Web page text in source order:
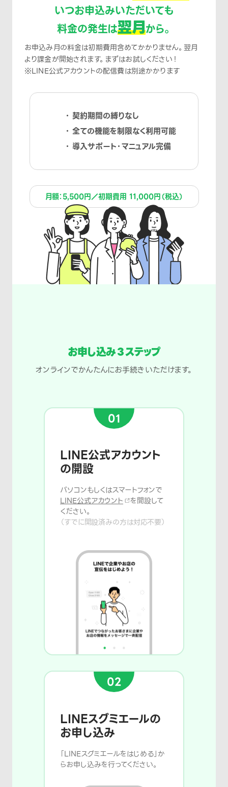
いつお申込みいただいても
料金の発生は翌月から。
お申込み月の料金は初期費用含めてかかりません。翌月
より課金が開始されます。まずはお試しください！
※LINE公式アカウントの配信費は別途かかります
契約期間の縛りなし
全ての機能を制限なく利用可能
導入サポート・マニュアル完備
月額：5,500円／初期費用 11,000円（税込）
お申し込み３ステップ
オンラインでかんたんにお手続きいただけます。
01
LINE公式アカウント
の開設
パソコンもしくはスマートフォンで
LINE公式アカウント
を開設して
ください。
（すでに開設済みの方は対応不要）
02
LINEスグミエールの
お申し込み
「LINEスグミエールをはじめる」か
らお申し込みを行ってください。